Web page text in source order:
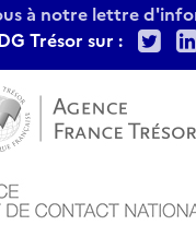
à notre lettre
Trésor sur :